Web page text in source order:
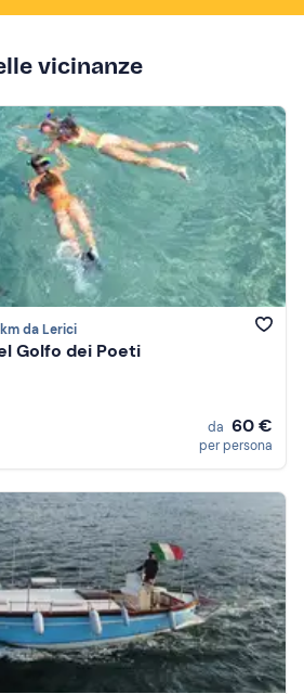
vicinanze
da Lerici
Golfo dei Poeti
da 60 €
per persona